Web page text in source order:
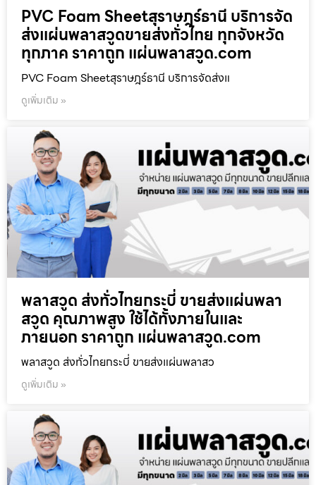
PVC Foam Sheetสุราษฎร์ธานี บริการจัด
ส่งแผ่นพลาสวูดขายส่งทั่วไทย ทุกจังหวัด
ทุกภาค ราคาถูก แผ่นพลาสวูด.com
PVC Foam Sheetสุราษฎร์ธานี บริการจัดส่งแ
ดูเพิ่มเติม »
พลาสวูด ส่งทั่วไทยกระบี่ ขายส่งแผ่นพลา
สวูด คุณภาพสูง ใช้ได้ทั้งภายในและ
ภายนอก ราคาถูก แผ่นพลาสวูด.com
พลาสวูด ส่งทั่วไทยกระบี่ ขายส่งแผ่นพลาสว
ดูเพิ่มเติม »